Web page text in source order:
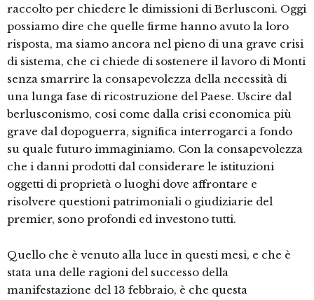
raccolto per chiedere le dimissioni di Berlusconi. Oggi
possiamo dire che quelle firme hanno avuto la loro
risposta, ma siamo ancora nel pieno di una grave crisi
di sistema, che ci chiede di sostenere il lavoro di Monti
senza smarrire la consapevolezza della necessità di
una lunga fase di ricostruzione del Paese. Uscire dal
berlusconismo, cosi come dalla crisi economica più
grave dal dopoguerra, significa interrogarci a fondo
su quale futuro immaginiamo. Con la consapevolezza
che i danni prodotti dal considerare le istituzioni
oggetti di proprietà o luoghi dove affrontare e
risolvere questioni patrimoniali o giudiziarie del
premier, sono profondi ed investono tutti.
Quello che è venuto alla luce in questi mesi, e che è
stata una delle ragioni del successo della
manifestazione del 13 febbraio, è che questa